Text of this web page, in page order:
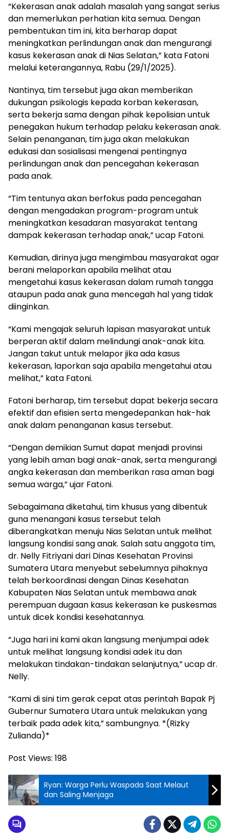
“Kekerasan anak adalah masalah yang sangat serius
dan memerlukan perhatian kita semua. Dengan
pembentukan tim ini, kita berharap dapat
meningkatkan perlindungan anak dan mengurangi
kasus kekerasan anak di Nias Selatan,” kata Fatoni
melalui keterangannya, Rabu (29/1/2025).
Nantinya, tim tersebut juga akan memberikan
dukungan psikologis kepada korban kekerasan,
serta bekerja sama dengan pihak kepolisian untuk
penegakan hukum terhadap pelaku kekerasan anak.
Selain penanganan, tim juga akan melakukan
edukasi dan sosialisasi mengenai pentingnya
perlindungan anak dan pencegahan kekerasan
pada anak.
“Tim tentunya akan berfokus pada pencegahan
dengan mengadakan program-program untuk
meningkatkan kesadaran masyarakat tentang
dampak kekerasan terhadap anak,” ucap Fatoni.
Kemudian, dirinya juga mengimbau masyarakat agar
berani melaporkan apabila melihat atau
mengetahui kasus kekerasan dalam rumah tangga
ataupun pada anak guna mencegah hal yang tidak
diinginkan.
“Kami mengajak seluruh lapisan masyarakat untuk
berperan aktif dalam melindungi anak-anak kita.
Jangan takut untuk melapor jika ada kasus
kekerasan, laporkan saja apabila mengetahui atau
melihat,” kata Fatoni.
Fatoni berharap, tim tersebut dapat bekerja secara
efektif dan efisien serta mengedepankan hak-hak
anak dalam penanganan kasus tersebut.
“Dengan demikian Sumut dapat menjadi provinsi
yang lebih aman bagi anak-anak, serta mengurangi
angka kekerasan dan memberikan rasa aman bagi
semua warga,” ujar Fatoni.
Sebagaimana diketahui, tim khusus yang dibentuk
guna menangani kasus tersebut telah
diberangkatkan menuju Nias Selatan untuk melihat
langsung kondisi sang anak. Salah satu anggota tim,
dr. Nelly Fitriyani dari Dinas Kesehatan Provinsi
Sumatera Utara menyebut sebelumnya pihaknya
telah berkoordinasi dengan Dinas Kesehatan
Kabupaten Nias Selatan untuk membawa anak
perempuan dugaan kasus kekerasan ke puskesmas
untuk dicek kondisi kesehatannya.
“Juga hari ini kami akan langsung menjumpai adek
untuk melihat langsung kondisi adek itu dan
melakukan tindakan-tindakan selanjutnya,” ucap dr.
Nelly.
“Kami di sini tim gerak cepat atas perintah Bapak Pj
Gubernur Sumatera Utara untuk melakukan yang
terbaik pada adek kita,” sambungnya. *(Rizky
Zulianda)*
Post Views: 198
Ryan: Warga Perlu Waspada Saat Melaut
dan Saling Menjaga